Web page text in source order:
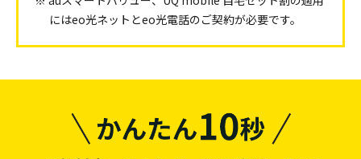
す。詳しくはこちらをご確認ください。
らをご確認ください。
にはeo光ネットとeo光電話のご契約が必要です。